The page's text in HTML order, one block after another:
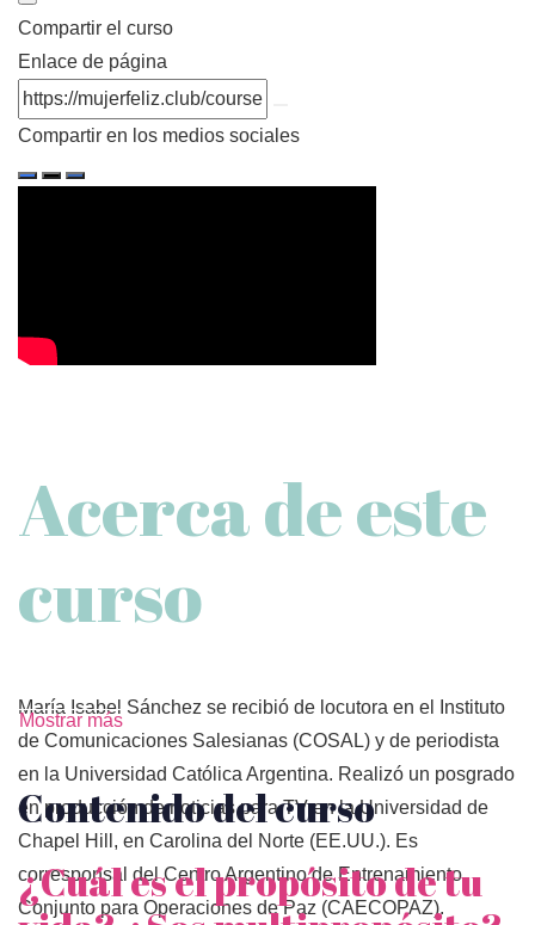
Compartir el curso
Enlace de página
Compartir en los medios sociales
Acerca de este
curso
María Isabel Sánchez se recibió de locutora en el Instituto
de Comunicaciones Salesianas (COSAL) y de periodista
en la Universidad Católica Argentina. Realizó un posgrado
en producción de noticias para TV en la Universidad de
Chapel Hill, en Carolina del Norte (EE.UU.). Es
corresponsal del Centro Argentino de Entrenamiento
Conjunto para Operaciones de Paz (CAECOPAZ).
Mostrar más
Contenido del curso
¿Cuál es el propósito de tu